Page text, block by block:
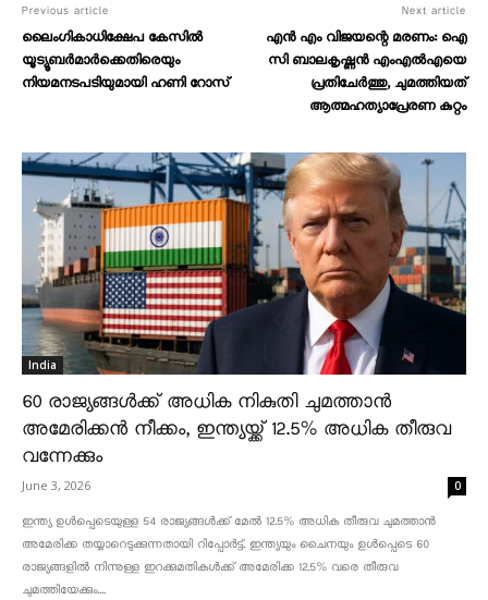
Previous article
ലൈംഗികാധിക്ഷേപ കേസില്‍
യൂട്യൂബര്‍മാര്‍ക്കെതിരെയും
നിയമനടപടിയുമായി ഹണി റോസ്
Next article
എന്‍ എം വിജയന്റെ മരണം: ഐ
സി ബാലകൃഷ്ണന്‍ എംഎല്‍എയെ
പ്രതിചേര്‍ത്തു, ചുമത്തിയത്
ആത്മഹത്യാപ്രേരണ കുറ്റം
India
60 രാജ്യങ്ങൾക്ക് അധിക നികുതി ചുമത്താൻ
അമേരിക്കൻ നീക്കം, ഇന്ത്യയ്ക്ക് 12.5% അധിക തീരുവ
വന്നേക്കും
June 3, 2026 0
ഇന്ത്യ ഉൾപ്പെടെയുള്ള 54 രാജ്യങ്ങൾക്ക് മേൽ 12.5% അധിക തീരുവ ചുമത്താൻ
അമേരിക്ക തയ്യാറെടുക്കുന്നതായി റിപ്പോർട്ട്. ഇന്ത്യയും ചൈനയും ഉൾപ്പെടെ 60
രാജ്യങ്ങളിൽ നിന്നുള്ള ഇറക്കുമതികൾക്ക് അമേരിക്ക 12.5% ​​വരെ തീരുവ
ചുമത്തിയേക്കും....